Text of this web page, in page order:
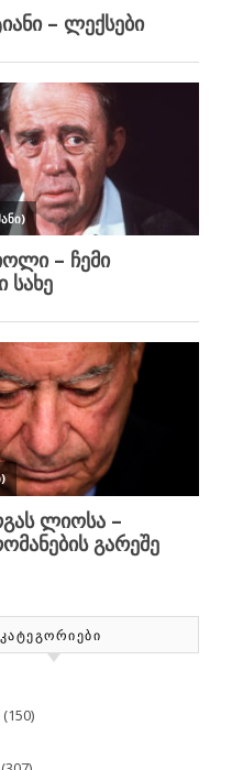
ᲙᲐᲢᲔᲒᲝᲠᲘᲔᲑᲘ
(150)